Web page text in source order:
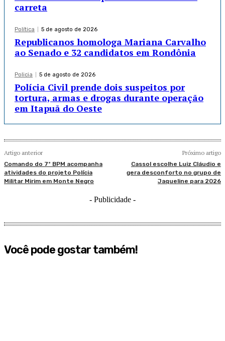
carreta
Política 5 de agosto de 2026
Republicanos homologa Mariana Carvalho
ao Senado e 32 candidatos em Rondônia
Policia 5 de agosto de 2026
Polícia Civil prende dois suspeitos por
tortura, armas e drogas durante operação
em Itapuã do Oeste
Artigo anterior
Comando do 7º BPM acompanha
atividades do projeto Polícia
Militar Mirim em Monte Negro
Próximo artigo
Cassol escolhe Luiz Cláudio e
gera desconforto no grupo de
Jaqueline para 2026
- Publicidade -
Você pode gostar também!